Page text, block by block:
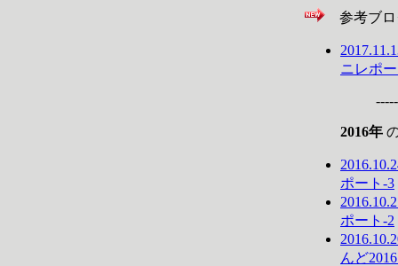
参考ブロ
ニレポ
2016年
ポート-3
ポート-2
んど